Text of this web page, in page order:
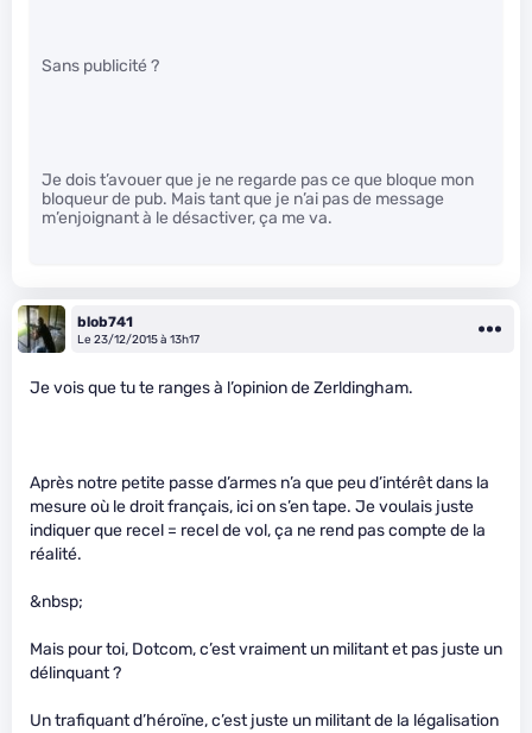
Sans publicité ?
Je dois t’avouer que je ne regarde pas ce que bloque mon
bloqueur de pub. Mais tant que je n’ai pas de message
m’enjoignant à le désactiver, ça me va.
blob741
Le 23/12/2015 à 13h17
Je vois que tu te ranges à l’opinion de Zerldingham.
Après notre petite passe d’armes n’a que peu d’intérêt dans la
mesure où le droit français, ici on s’en tape. Je voulais juste
indiquer que recel = recel de vol, ça ne rend pas compte de la
réalité.
&nbsp;
Mais pour toi, Dotcom, c’est vraiment un militant et pas juste un
délinquant ?
Un trafiquant d’héroïne, c’est juste un militant de la légalisation